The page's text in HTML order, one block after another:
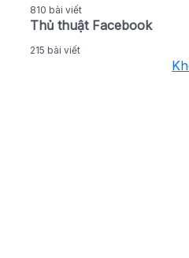
810 bài viết
Thủ thuật Facebook
215 bài viết